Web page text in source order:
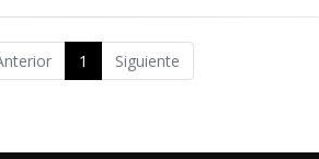
1 Siguiente